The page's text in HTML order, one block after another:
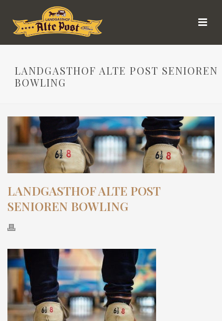
LANDGASTHOF ALTE POST SENIOREN
BOWLING
LANDGASTHOF ALTE POST
SENIOREN BOWLING